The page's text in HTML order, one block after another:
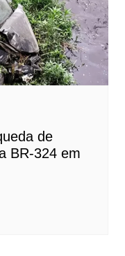
de
BR-324 em